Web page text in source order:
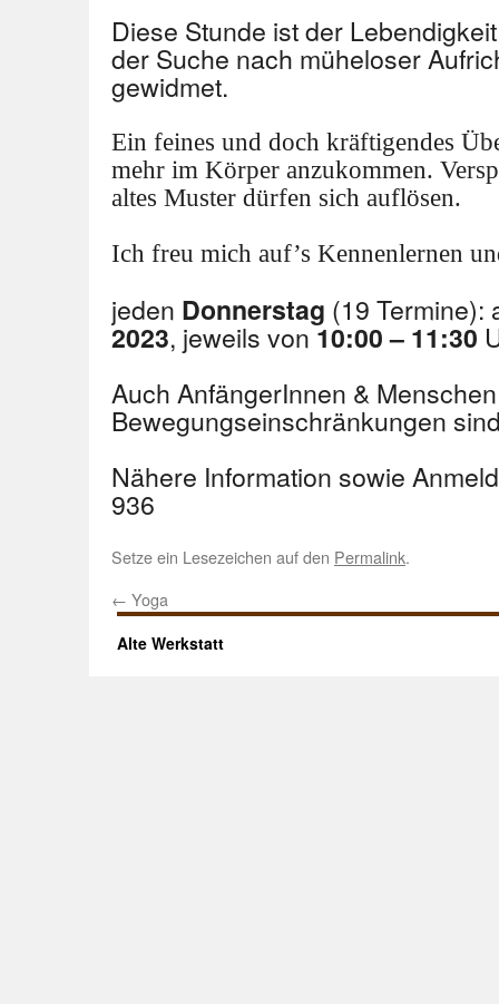
Diese Stunde ist der
der Suche nach müheloser
gewidmet.
Ein feines und doch kräftigendes
mehr im Körper anzukommen.
altes Muster dürfen sich auflösen.
Ich freu mich auf’s Kennenlernen
jeden Donnerstag (19 Termine):
2023, jeweils von10:00 – 11:30
Auch AnfängerInnen &
Bewegungseinschränkungen
Nähere Information sowie
936
Setze ein Lesezeichen auf den Permalink.
← Yoga
Alte Werkstatt